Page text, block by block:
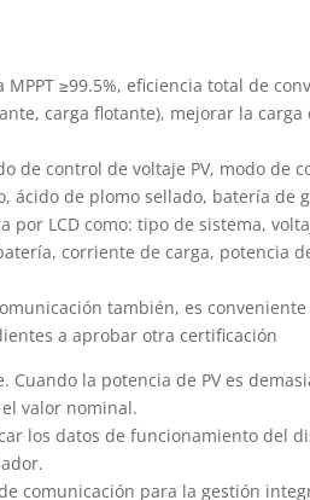
≥99.5%, eficiencia total de
carga flotante), mejorar la
de control de voltaje PV, modo de
ácido de plomo sellado, batería
LCD como: tipo de sistema,
corriente de carga, potencia
también, es
a aprobar otra certificación
la potencia de PV es
valor nominal.
los datos de funcionamiento del
comunicación para la gestión